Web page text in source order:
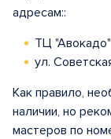
адресам::
ТЦ "Авокадо"
ул.
Как правило,
наличии, но
мастеров по